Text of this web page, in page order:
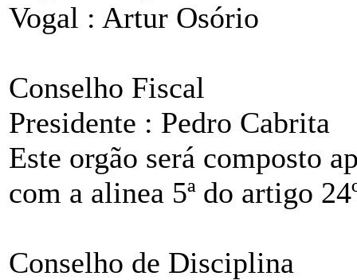
Vogal : Artur Osório
Conselho Fiscal
Presidente : Pedro Cabrita
Este orgão será composto
com a alinea 5ª do artigo
Conselho de Disciplina